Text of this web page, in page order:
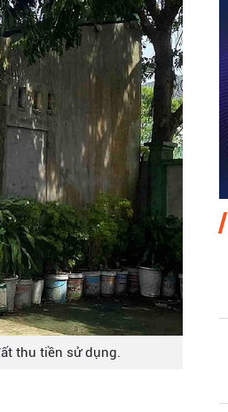
thu tiền sử dụng.